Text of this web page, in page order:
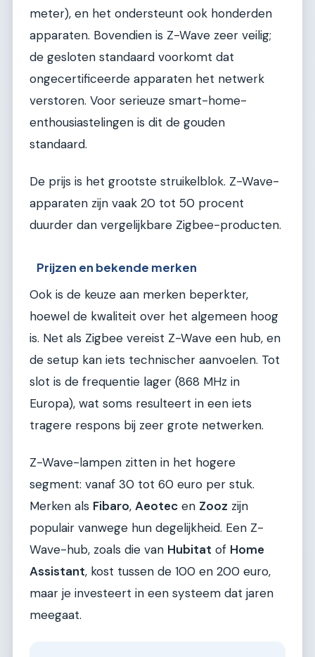
meter), en het ondersteunt ook honderden
apparaten. Bovendien is Z-Wave zeer veilig;
de gesloten standaard voorkomt dat
ongecertificeerde apparaten het netwerk
verstoren. Voor serieuze smart-home-
enthousiastelingen is dit de gouden
standaard.
De prijs is het grootste struikelblok. Z-Wave-
apparaten zijn vaak 20 tot 50 procent
duurder dan vergelijkbare Zigbee-producten.
Prijzen en bekende merken
Ook is de keuze aan merken beperkter,
hoewel de kwaliteit over het algemeen hoog
is. Net als Zigbee vereist Z-Wave een hub, en
de setup kan iets technischer aanvoelen. Tot
slot is de frequentie lager (868 MHz in
Europa), wat soms resulteert in een iets
tragere respons bij zeer grote netwerken.
Z-Wave-lampen zitten in het hogere
segment: vanaf 30 tot 60 euro per stuk.
Merken als Fibaro, Aeotec en Zooz zijn
populair vanwege hun degelijkheid. Een Z-
Wave-hub, zoals die van Hubitat of Home
Assistant, kost tussen de 100 en 200 euro,
maar je investeert in een systeem dat jaren
meegaat.